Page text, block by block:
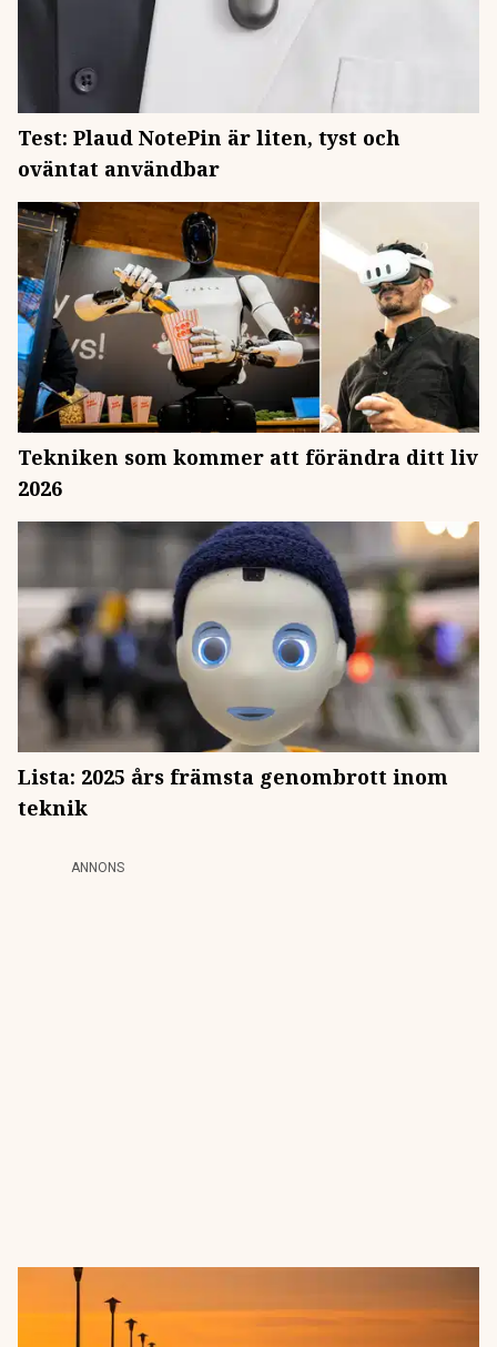
Test: Plaud NotePin är liten, tyst och
oväntat användbar
Tekniken som kommer att förändra ditt liv
2026
Lista: 2025 års främsta genombrott inom
teknik
ANNONS